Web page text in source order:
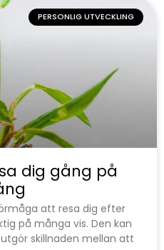
PERSONLIG UTVECKLING
dig gång på
att resa dig efter
på många vis. Den kan
skillnaden mellan att